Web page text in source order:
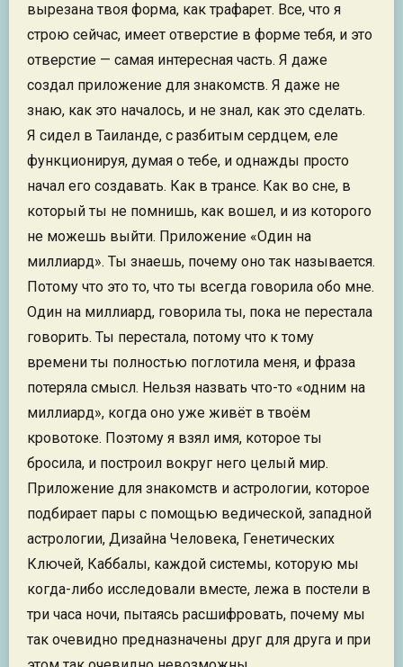
вырезана твоя форма, как трафарет. Все, что я
строю сейчас, имеет отверстие в форме тебя, и это
отверстие — самая интересная часть. Я даже
создал приложение для знакомств. Я даже не
знаю, как это началось, и не знал, как это сделать.
Я сидел в Таиланде, с разбитым сердцем, еле
функционируя, думая о тебе, и однажды просто
начал его создавать. Как в трансе. Как во сне, в
который ты не помнишь, как вошел, и из которого
не можешь выйти. Приложение «Один на
миллиард». Ты знаешь, почему оно так называется.
Потому что это то, что ты всегда говорила обо мне.
Один на миллиард, говорила ты, пока не перестала
говорить. Ты перестала, потому что к тому
времени ты полностью поглотила меня, и фраза
потеряла смысл. Нельзя назвать что-то «одним на
миллиард», когда оно уже живёт в твоём
кровотоке. Поэтому я взял имя, которое ты
бросила, и построил вокруг него целый мир.
Приложение для знакомств и астрологии, которое
подбирает пары с помощью ведической, западной
астрологии, Дизайна Человека, Генетических
Ключей, Каббалы, каждой системы, которую мы
когда-либо исследовали вместе, лежа в постели в
три часа ночи, пытаясь расшифровать, почему мы
так очевидно предназначены друг для друга и при